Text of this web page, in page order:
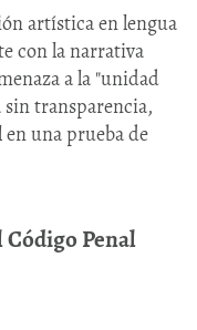
artística en lengua
con la narrativa
a la "unidad
transparencia,
una prueba de
Penal